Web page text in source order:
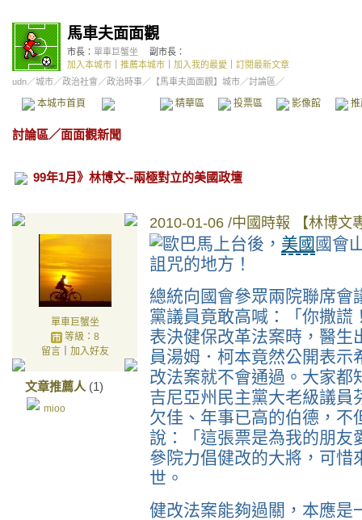
馬車夫面面觀
市長： 單車巨蟹坐
副市長：
加入本城市
推薦本城市 加入我的最愛
訂閱最新文章
udn／城市／政治社會 ／政治時事／ 【馬車夫面面觀】城市／討論區／
本城市首頁 精華區 投票區 影像館
討論區／面面觀新聞
99年1月》林博文--兩極對立的美國政壇
單車巨蟹坐
等級：8
留言｜ 加入好友
文章推薦人 (1)
mioo
2010-01-06 /中國時報 【林博文
歐巴馬上台後， 美國 國會
詛咒的地方！
總統向國會參眾兩院聯席會
黨議員竟敢高喊：「你撒謊
表決健保改革法案時，醫生
員湯姆．柯本竟然公開表
改法案就不會通過。大家都
吉尼亞州民主黨大老級議員
欠佳、年事已高的伯德，不
說：「這張票是為我的朋友
參院力倡健改的大將，可惜
世。
健改法案能夠過關，本應是